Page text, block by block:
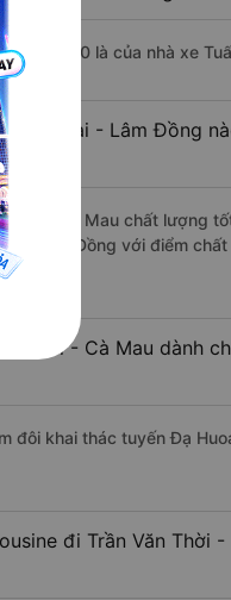
lúc 15:30 là của nhà xe
Đạ Huoai - Lâm Đồng
- Cà Mau chất lượng
- Lâm Đồng với điểm
Thời - Cà Mau dành
đôi khai thác tuyến Đạ
đi Trần Văn Thời